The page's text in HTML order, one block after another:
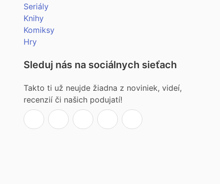
Seriály
Knihy
Komiksy
Hry
Sleduj nás na sociálnych sieťach
Takto ti už neujde žiadna z noviniek, videí,
recenzií či našich podujatí!